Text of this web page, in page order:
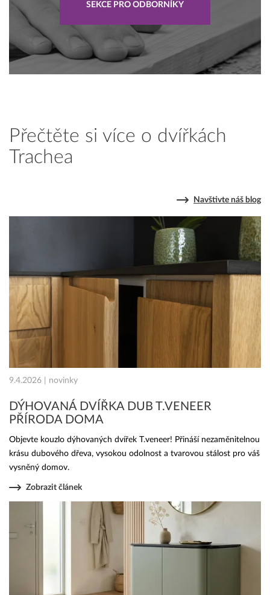
SEKCE PRO ODBORNÍKY
Přečtěte si více o dvířkách
Trachea
Navštivte náš blog
9.4.2026 | novinky
DÝHOVANÁ DVÍŘKA DUB T.VENEER
PŘÍRODA DOMA
Objevte kouzlo dýhovaných dvířek T.veneer! Přináší nezaměnitelnou
krásu dubového dřeva, vysokou odolnost a tvarovou stálost pro váš
vysněný domov.
Zobrazit článek